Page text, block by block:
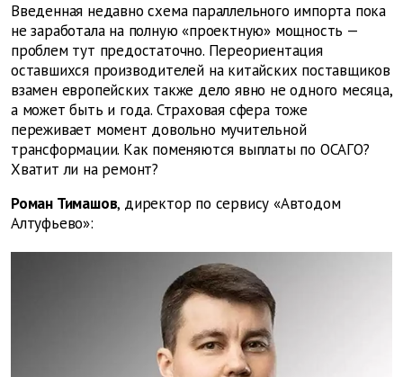
Введенная недавно схема параллельного импорта пока
не заработала на полную «проектную» мощность —
проблем тут предостаточно. Переориентация
оставшихся производителей на китайских поставщиков
взамен европейских также дело явно не одного месяца,
а может быть и года. Страховая сфера тоже
переживает момент довольно мучительной
трансформации. Как поменяются выплаты по ОСАГО?
Хватит ли на ремонт?
Роман Тимашов, директор по сервису «Автодом
Алтуфьево»: